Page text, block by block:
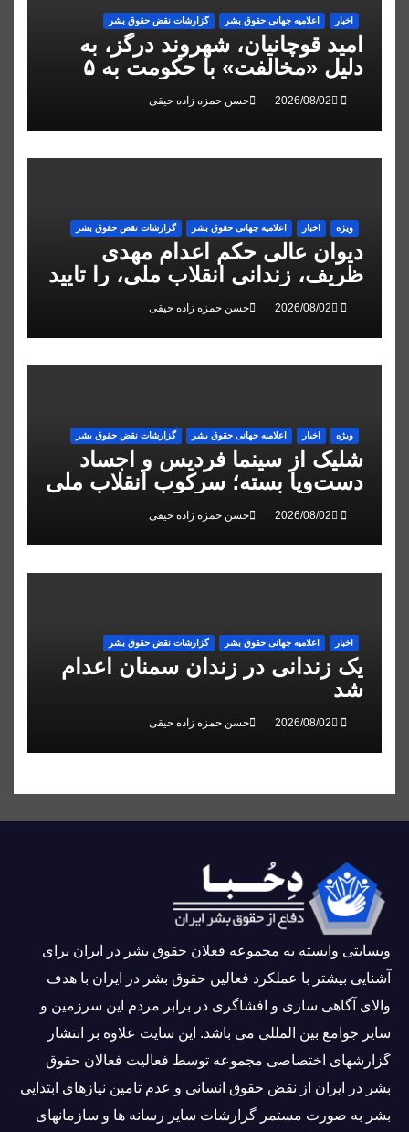
اخبار اعلاميه جهانی حقوق بشر گزارشات نقض حقوق بشر
امید قوچانیان، شهروند درگز، به
دلیل «مخالفت» با حکومت به ۵
سال زندان محکوم شد
حسن حمزه زاده حیقی
ویژه اخبار اعلاميه جهانی حقوق بشر گزارشات نقض حقوق بشر
دیوان عالی حکم اعدام مهدی
ظریف، زندانی انقلاب ملی، را تایید
کرد
حسن حمزه زاده حیقی
ویژه اخبار اعلاميه جهانی حقوق بشر گزارشات نقض حقوق بشر
شلیک از سینما فردیس و اجساد
دست‌وپا بسته؛ سرکوب انقلاب ملی
در البرز
حسن حمزه زاده حیقی
اخبار اعلاميه جهانی حقوق بشر گزارشات نقض حقوق بشر
یک زندانی در زندان سمنان اعدام
شد
حسن حمزه زاده حیقی
وبسايتى وابسته به مجموعه فعلان حقوق بشر در ایران برای
آشنایی بيشتر با عملکرد فعالین حقوق بشر در ایران با هدف
والاى آگاهى سازی و افشاگرى در برابر مردم این سرزمین و
ساير جوامع بین المللى می باشد. این سایت علاوه بر انتشار
گزارشهای اختصاصی مجموعه توسط فعاليت فعالان حقوق
بشر در ایران از نقض حقوق انسانی و عدم تامین نیازهای ابتدایی
بشر به صورت مستمر گزارشات سایر رسانه ها و سازمانهای